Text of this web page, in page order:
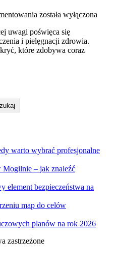
Niezwykła
Leczenia
Tlenem:
Odkrywamy
została wyłączona
uwagi poświęca się
i pielęgnacji zdrowia.
które zdobywa coraz
warto wybrać profesjonalne
Mogilnie – jak znaleźć
element bezpieczeństwa na
map do celów
planów na rok 2026
zastrzeżone